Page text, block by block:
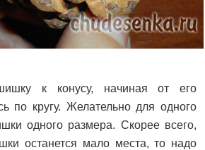
к конусу, начиная от его
по кругу. Желательно для одного
одного размера. Скорее всего,
останется мало места, то надо